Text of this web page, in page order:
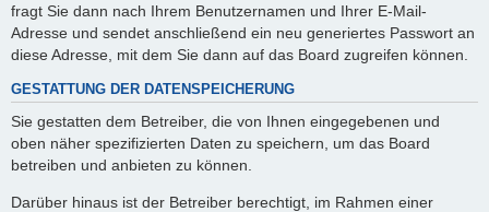
fragt Sie dann nach Ihrem Benutzernamen und Ihrer E-Mail-
Adresse und sendet anschließend ein neu generiertes Passwort an
diese Adresse, mit dem Sie dann auf das Board zugreifen können.
GESTATTUNG DER DATENSPEICHERUNG
Sie gestatten dem Betreiber, die von Ihnen eingegebenen und
oben näher spezifizierten Daten zu speichern, um das Board
betreiben und anbieten zu können.
Darüber hinaus ist der Betreiber berechtigt, im Rahmen einer